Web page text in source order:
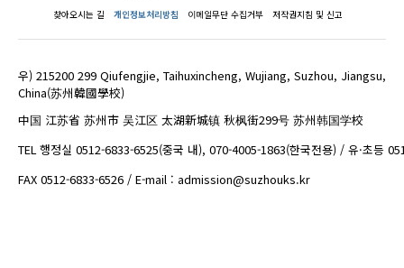
찾아오시는 길 개인정보처리방침 이메일무단 수집거부 저작권지침 및 신고
우) 215200 299 Qiufengjie, Taihuxincheng, Wujiang, Suzhou, Jiangsu,
China(苏州韓國學校)
中国 江苏省 苏州市 吴江区 太湖新城镇 秋枫街299号 苏州韩国学校
TEL 행정실 0512-6833-6525(중국 내), 070-4005-1863(한국전용) / 유·초등
FAX 0512-6833-6526 / E-mail : admission@suzhouks.kr